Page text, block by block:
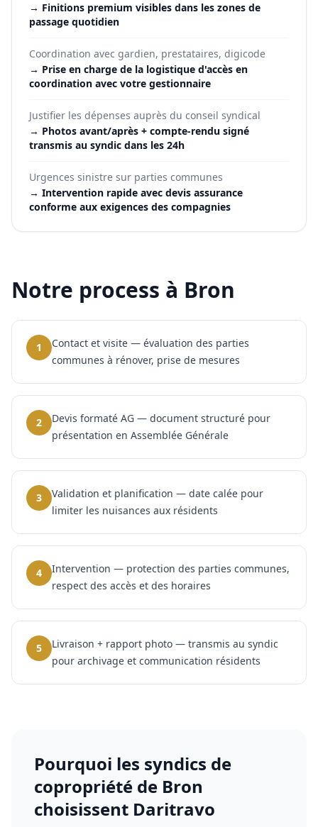
→ Finitions premium visibles dans les zones de
passage quotidien
Coordination avec gardien, prestataires, digicode
→ Prise en charge de la logistique d'accès en
coordination avec votre gestionnaire
Justifier les dépenses auprès du conseil syndical
→ Photos avant/après + compte-rendu signé
transmis au syndic dans les 24h
Urgences sinistre sur parties communes
→ Intervention rapide avec devis assurance
conforme aux exigences des compagnies
Notre process à Bron
1
Contact et visite — évaluation des parties
communes à rénover, prise de mesures
2
Devis formaté AG — document structuré pour
présentation en Assemblée Générale
3
Validation et planification — date calée pour
limiter les nuisances aux résidents
4
Intervention — protection des parties communes,
respect des accès et des horaires
5
Livraison + rapport photo — transmis au syndic
pour archivage et communication résidents
Pourquoi les syndics de
copropriété de Bron
choisissent Daritravo